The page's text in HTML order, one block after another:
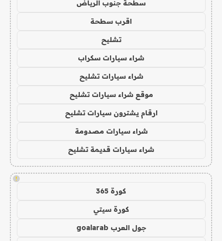
سطحة جنوب الرياض
اقرب سطحة
تشليح
شراء سيارات سكراب
شراء سيارات تشليح
موقع شراء سيارات تشليح
ارقام يشترون سيارات تشليح
شراء سيارات مصدومة
شراء سيارات قديمة تشليح
!
كورة 365
كورة سيتي
جول العرب goalarab